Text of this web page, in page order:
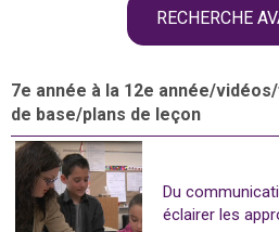
RECHERCHE
7e année à la 12e année/vidéos/
de base/plans de leçon
Du
éclairer les